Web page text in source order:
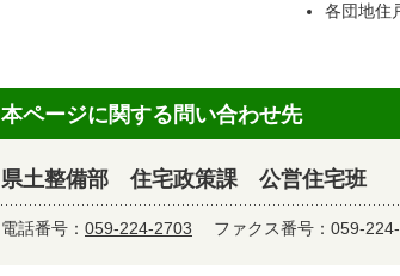
各団地住
本ページに関する問い合わせ先
県土整備部 住宅政策課 公営住宅班
電話番号： 059-224-2703 ファクス番号：059-